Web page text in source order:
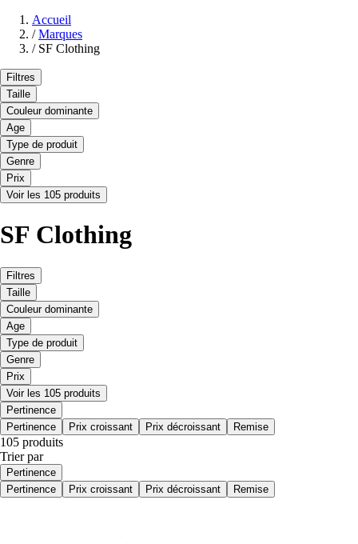
Accueil
/ Marques
/ SF Clothing
Filtres
Taille
Couleur dominante
Age
Type de produit
Genre
Prix
Voir les 105 produits
SF Clothing
Filtres
Taille
Couleur dominante
Age
Type de produit
Genre
Prix
Voir les 105 produits
Pertinence
Pertinence
Prix croissant Prix décroissant Remise
105 produits
Trier par
Pertinence
Pertinence
Prix croissant Prix décroissant Remise